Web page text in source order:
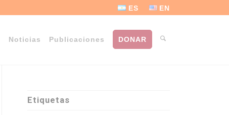
ES EN
Noticias Publicaciones DONAR
Etiquetas